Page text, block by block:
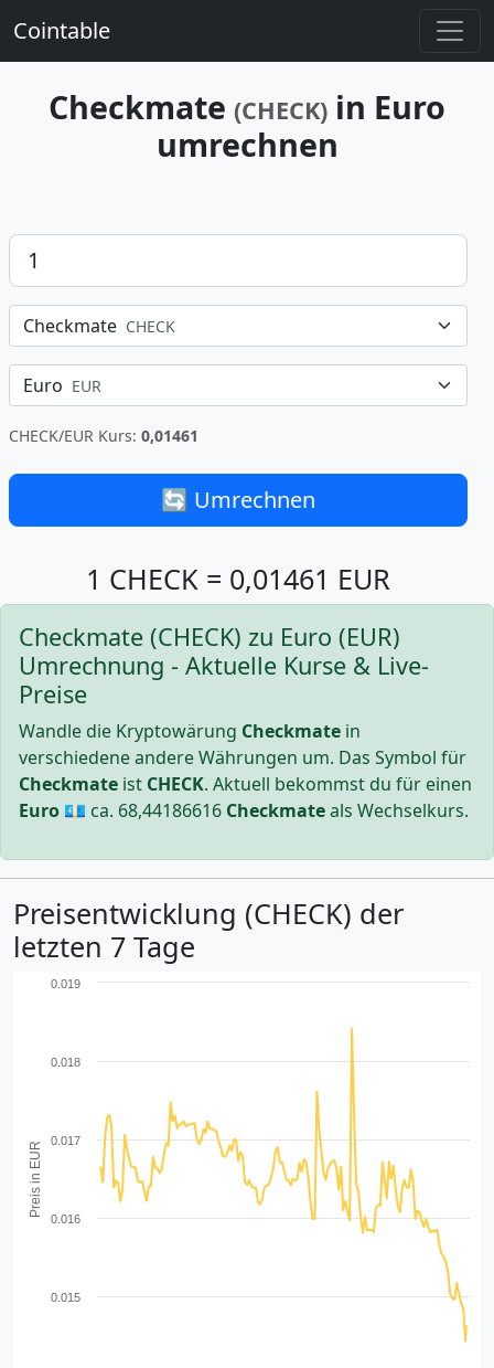
Cointable
Checkmate (CHECK) in Euro
umrechnen
Betrag
Checkmate CHECK
Euro EUR
CHECK/EUR Kurs: 0,01461
🔄 Umrechnen
1 CHECK = 0,01461 EUR
Checkmate (CHECK) zu Euro (EUR)
Umrechnung - Aktuelle Kurse & Live-
Preise
Wandle die Kryptowärung Checkmate in
verschiedene andere Währungen um. Das Symbol für
Checkmate ist CHECK. Aktuell bekommst du für einen
Euro 💶 ca. 68,44186616 Checkmateals Wechselkurs.
Preisentwicklung (CHECK) der
letzten 7 Tage
Preis in EUR
0.015
0.016
0.017
0.018
0.019